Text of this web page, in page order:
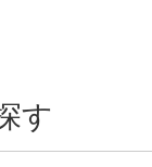
す